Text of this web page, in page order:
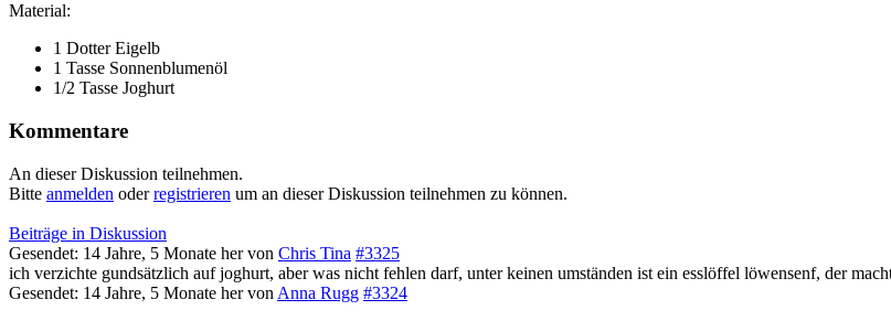
Material:
1 Dotter Eigelb
1 Tasse Sonnenblumenöl
1/2 Tasse Joghurt
Kommentare
An dieser Diskussion teilnehmen.
Bitte anmelden oderregistrieren um an dieser Diskussion teilnehmen zu können.
Beiträge in Diskussion
Gesendet: 14 Jahre, 5 Monate hervon Chris Tina #3325
ich verzichte gundsätzlich auf joghurt, aber was nicht fehlen darf, unter keinen umständen ist ein esslöffel löwensenf, der
Gesendet: 14 Jahre, 5 Monate hervon Anna Rugg #3324